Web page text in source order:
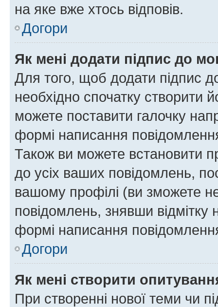
на яке вже хтось відповів.
Догори
Як мені додати підпис до
Для того, щоб додати підпис
необхідно спочатку створити
можете поставити галочку
формі написання
Також ви можете встановити
до усіх ваших повідомлень,
вашому профілі (ви зможете
повідомлень, знявши відмітку
формі написання
Догори
Як мені створити
При створенні нової теми чи